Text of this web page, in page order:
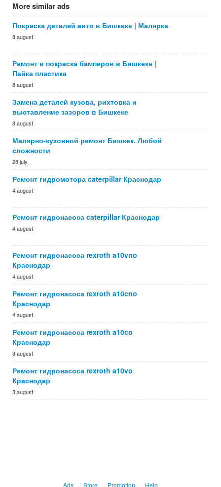
More similar ads
Покраска деталей авто в Бишкеке | Малярка
8 august
Ремонт и покраска бамперов в Бишкеке |
Пайка пластика
8 august
Замена деталей кузова, рихтовка и
выставление зазоров в Бишкеке
8 august
Малярно-кузовной ремонт Бишкек. Любой
сложности
28 july
Ремонт гидромотора caterpillar Краснодар
4 august
Ремонт гидронасоса caterpillar Краснодар
4 august
Ремонт гидронасоса rexroth a10vno
Краснодар
4 august
Ремонт гидронасоса rexroth a10cno
Краснодар
4 august
Ремонт гидронасоса rexroth a10co
Краснодар
3 august
Ремонт гидронасоса rexroth a10vo
Краснодар
3 august
Ads Store Promotion Help